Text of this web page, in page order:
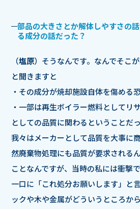
部品の大きさとか解体しやすさの
る成分の話だった？
（塩原）そうなんです。なんでそこ
と聞きますと
・その成分が焼却施設自体を傷める
・一部は再生ボイラー燃料としてリ
としての品質に関わるということだっ
我々はメーカーとして品質を大事に
然廃棄物処理にも品質が要求される
ことなんですが、当時の私には衝撃で
一口に「これ処分お願いします」と
ックや木や金属がどういうところか